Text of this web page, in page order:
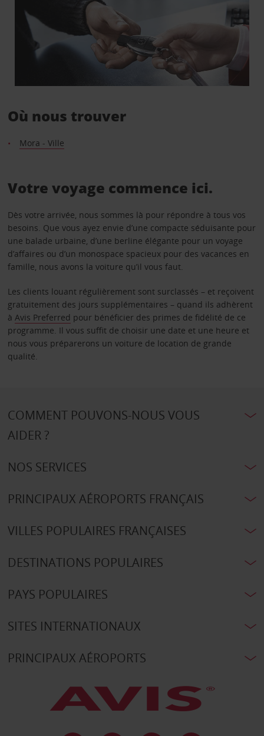
Où nous trouver
Mora - Ville
Votre voyage commence ici.
Dès votre arrivée, nous sommes là pour répondre à tous vos
besoins. Que vous ayez envie d’une compacte séduisante pour
une balade urbaine, d’une berline élégante pour un voyage
d’affaires ou d’un monospace spacieux pour des vacances en
famille, nous avons la voiture qu’il vous faut.
Les clients louant régulièrement sont surclassés – et reçoivent
gratuitement des jours supplémentaires – quand ils adhèrent
à Avis Preferred pour bénéficier des primes de fidélité de ce
programme. Il vous suffit de choisir une date et une heure et
nous vous préparerons un voiture de location de grande
qualité.
COMMENT POUVONS-NOUS VOUS
AIDER ?
NOS SERVICES
PRINCIPAUX AÉROPORTS FRANÇAIS
VILLES POPULAIRES FRANÇAISES
DESTINATIONS POPULAIRES
PAYS POPULAIRES
SITES INTERNATIONAUX
PRINCIPAUX AÉROPORTS